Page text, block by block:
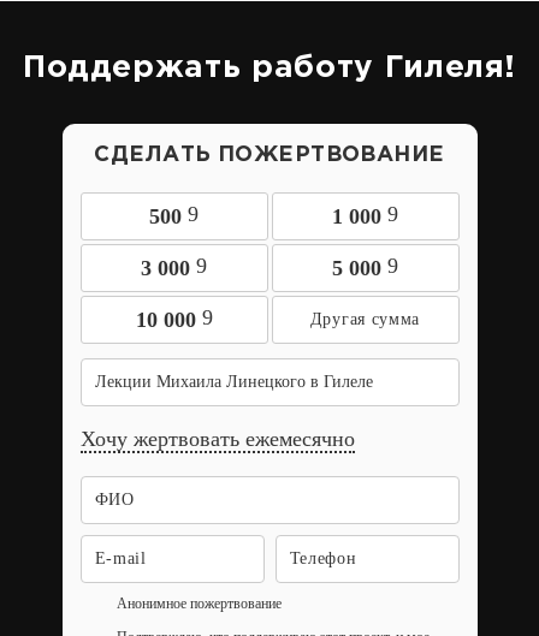
Поддержать работу Гилеля!
СДЕЛАТЬ ПОЖЕРТВОВАНИЕ
500 9 1 000 9
3 000 9 5 000 9
10 000 9
Лекции Михаила Линецкого в Гилеле
Хочу жертвовать ежемесячно
Анонимное пожертвование